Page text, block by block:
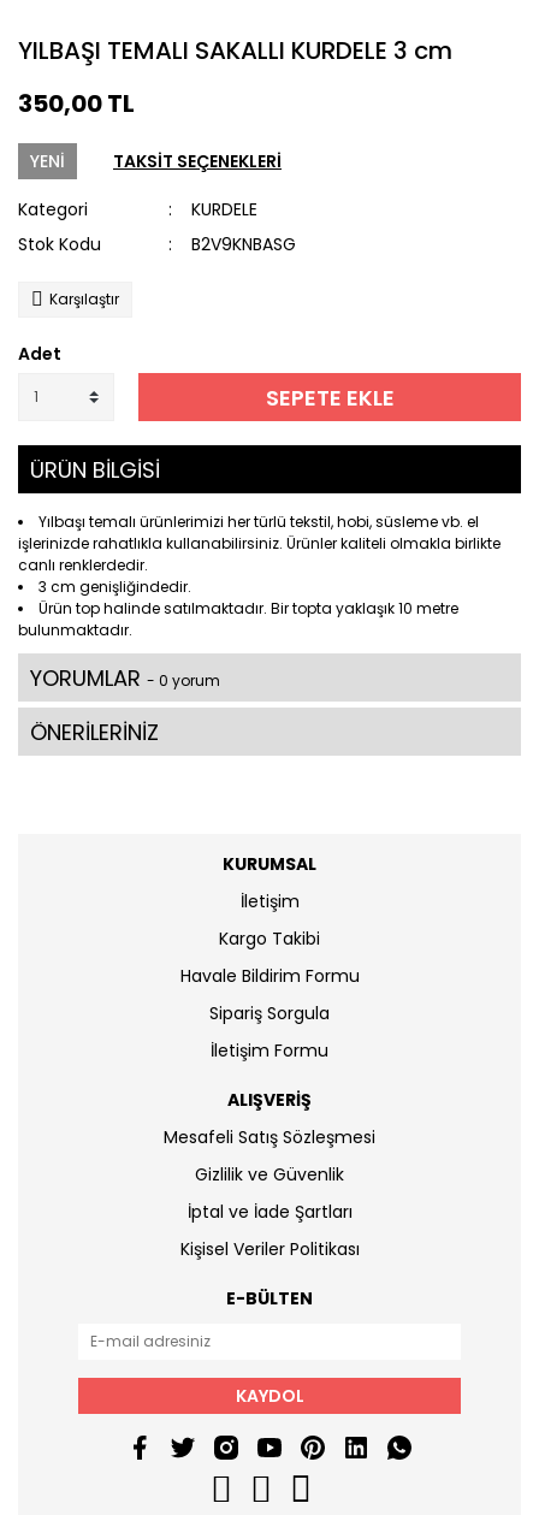
YILBAŞI TEMALI SAKALLI KURDELE 3 cm
350,00 TL
YENİ TAKSİT SEÇENEKLERİ
Kategori
KURDELE
Stok Kodu
B2V9KNBASG
Karşılaştır
Adet
SEPETE EKLE
ÜRÜN BİLGİSİ
Yılbaşı temalı ürünlerimizi her türlü tekstil, hobi, süsleme vb. el
işlerinizde rahatlıkla kullanabilirsiniz. Ürünler kaliteli olmakla birlikte
canlı renklerdedir.
3 cm genişliğindedir.
Ürün top halinde satılmaktadır. Bir topta yaklaşık 10 metre
bulunmaktadır.
YORUMLAR - 0 yorum
ÖNERİLERİNİZ
KURUMSAL
İletişim
Kargo Takibi
Havale Bildirim Formu
Sipariş Sorgula
İletişim Formu
ALIŞVERİŞ
Mesafeli Satış Sözleşmesi
Gizlilik ve Güvenlik
İptal ve İade Şartları
Kişisel Veriler Politikası
E-BÜLTEN
KAYDOL